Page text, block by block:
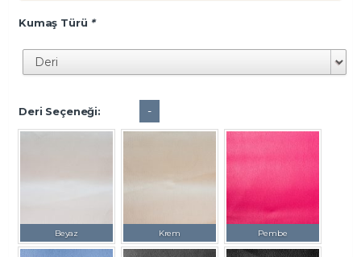
Kumaş Türü *
Deri Seçeneği:
Beyaz Krem Pembe
-